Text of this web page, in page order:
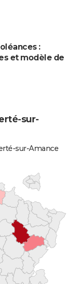
:
et modèle de
sur-
sur-Amance